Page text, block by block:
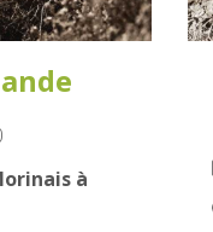
à